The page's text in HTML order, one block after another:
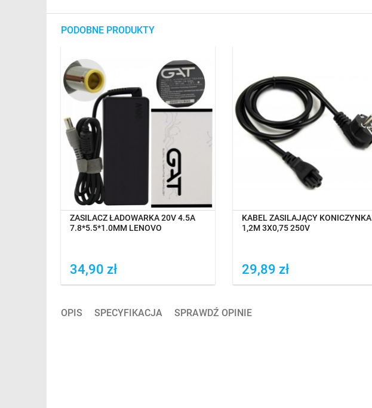
PODOBNE PRODUKTY
ZASILACZ ŁADOWARKA 20V 4.5A
7.8*5.5*1.0MM LENOVO
34,90 zł
OCZEKIWANIE NA DOSTAWĘ
Dodaj do porówania
KABEL ZASILAJĄCY KONICZYNKA
1,2M 3X0,75 250V
29,89 zł
NA MAGAZYNIE
Dodaj do porówania
OPIS SPECYFIKACJA SPRAWDŹ OPINIE